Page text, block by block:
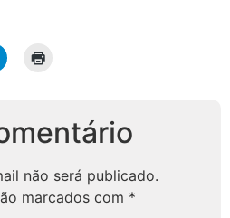
não será publicado.
marcados com *